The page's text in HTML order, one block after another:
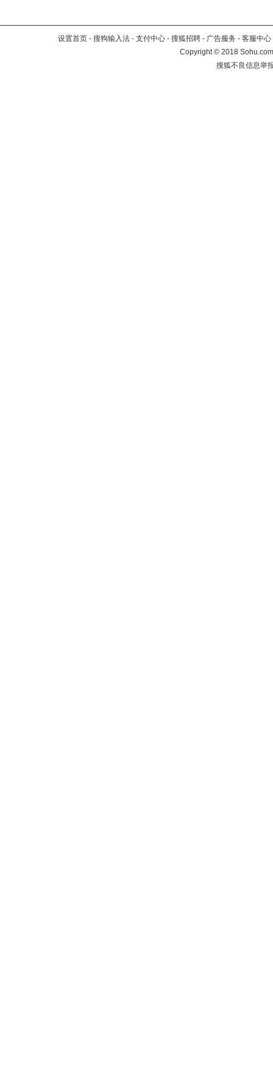
设置首页 - 搜狗输入法 - 支付中心 - 搜狐招聘 - 广告服务 - 客服中心
Copyright©2018
搜狐不良信息举